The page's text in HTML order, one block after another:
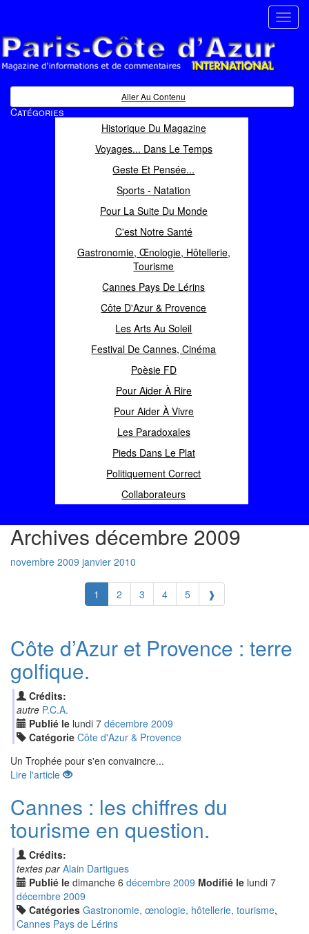
Magazine d'informations et de commentaires
Aller Au Contenu
Catégories
Historique Du Magazine
Voyages... Dans Le Temps
Geste Et Pensée...
Sports - Natation
Pour La Suite Du Monde
C'est Notre Santé
Gastronomie, Œnologie, Hôtellerie,
Tourisme
Cannes Pays De Lérins
Côte D'Azur & Provence
Les Arts Au Soleil
Festival De Cannes, Cinéma
Poèsie FD
Pour Aider À Rire
Pour Aider À Vivre
Les Paradoxales
Pieds Dans Le Plat
Politiquement Correct
Collaborateurs
Archives décembre 2009
novembre 2009 janvier 2010
1 2 3 4 5 ❱
Côte d’Azur et Provence : terre
golfique.
Crédits:
autre P.C.A.
Publié le lundi 7 décembre 2009
Catégorie Côte d'Azur & Provence
Un Trophée pour s'en convaincre...
Lire l'article
Cannes : les chiffres du
tourisme en question.
Crédits:
textes par Alain Dartigues
Publié le dimanche 6 décembre 2009 Modifié le lundi 7
décembre 2009
Catégories Gastronomie, œnologie, hôtellerie, tourisme,
Cannes Pays de Lérins